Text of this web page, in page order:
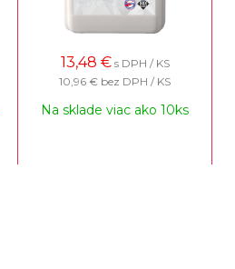
13,48 € s DPH / KS
10,96 € bez DPH / KS
Na sklade viac ako 10ks